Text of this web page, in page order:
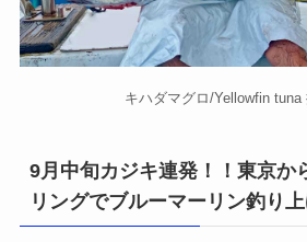
キハダマグロ/Yellowfin tuna
9月中旬カジキ連発！！東京か
リングでブルーマーリン釣り